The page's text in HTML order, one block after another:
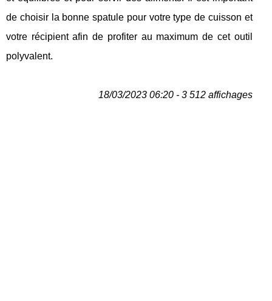
de choisir la bonne spatule pour votre type de cuisson et
votre récipient afin de profiter au maximum de cet outil
polyvalent.
18/03/2023 06:20 - 3 512 affichages